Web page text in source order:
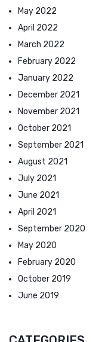
May 2022
April 2022
March 2022
February 2022
January 2022
December 2021
November 2021
October 2021
September 2021
August 2021
July 2021
June 2021
April 2021
September 2020
May 2020
February 2020
October 2019
June 2019